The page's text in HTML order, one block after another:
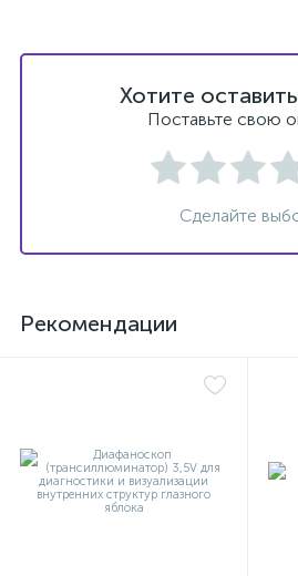
Хотите
Поставьте свою
Сделайте
Рекомендации